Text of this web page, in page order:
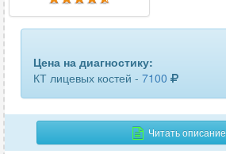
Цена на диагностику:
КТ лицевых костей - 7100
Читать описание